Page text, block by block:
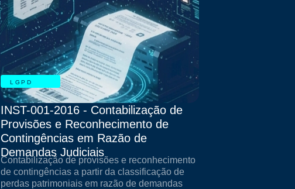
LGPD
INST-001-2016 - Contabilização de
Provisões e Reconhecimento de
Contingências em Razão de
Demandas Judiciais
Contabilização de provisões e reconhecimento
de contingências a partir da classificação de
perdas patrimoniais em razão de demandas